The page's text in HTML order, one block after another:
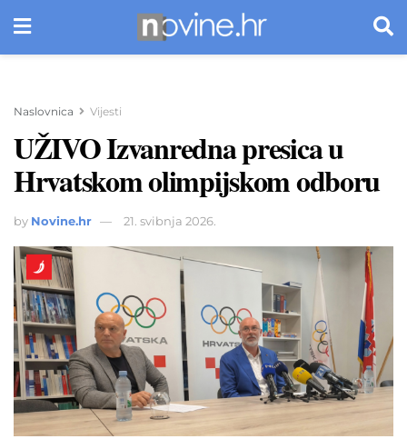
Naslovnica Vijesti
UŽIVO Izvanredna presica u
Hrvatskom olimpijskom odboru
by Novine.hr 21. svibnja 2026.